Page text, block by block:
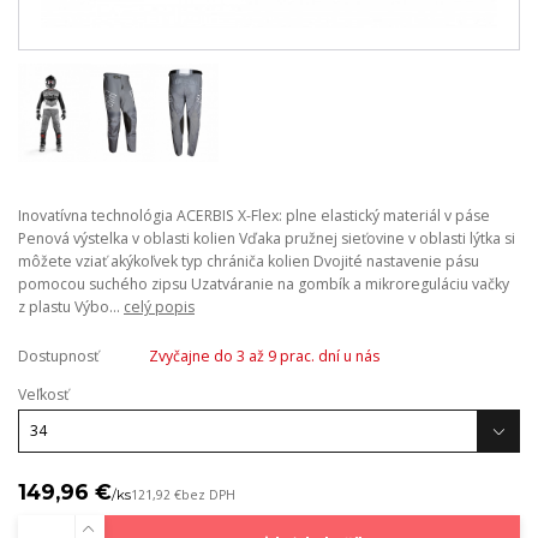
Inovatívna technológia ACERBIS X-Flex: plne elastický materiál v páse
Penová výstelka v oblasti kolien Vďaka pružnej sieťovine v oblasti lýtka si
môžete vziať akýkoľvek typ chrániča kolien Dvojité nastavenie pásu
pomocou suchého zipsu Uzatváranie na gombík a mikroreguláciu vačky
z plastu Výbo... celý popis
Dostupnosť
Zvyčajne do 3 až 9 prac. dní u nás
Veľkosť
149,96 €/ks121,92 €bez DPH